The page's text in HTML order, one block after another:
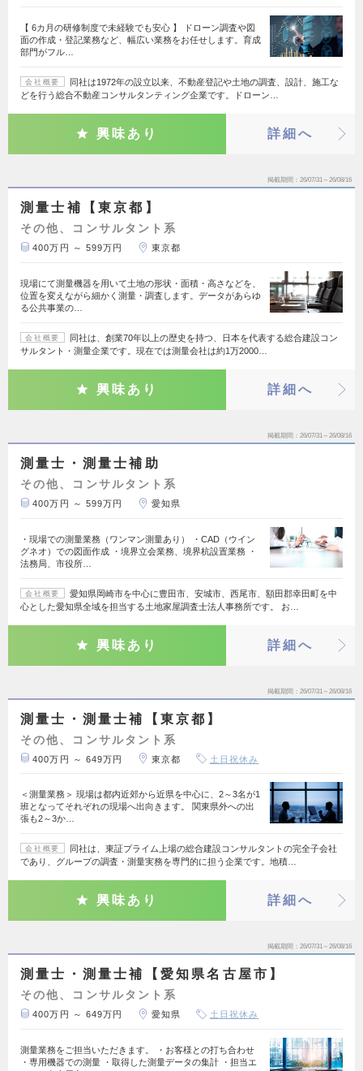
【 6カ月の研修制度で未経験でも安心 】 ドローン調査や図
面の作成・登記業務など、幅広い業務をお任せします。育成
部門がフル…
会社概要
同社は1972年の設立以来、不動産登記や土地の調査、設計、施工な
どを行う総合不動産コンサルタンティング企業です。ドローン…
興味あり 詳細へ
掲載期間 26/07/31～26/08/16
測量士補【東京都】
その他、コンサルタント系
400万円 ～ 599万円 東京都
現場にて測量機器を用いて土地の形状・面積・高さなどを、
位置を変えながら細かく測量・調査します。データがあらゆ
る公共事業の…
会社概要
同社は、創業70年以上の歴史を持つ、日本を代表する総合建設コン
サルタント・測量企業です。現在では測量会社は約1万2000…
興味あり 詳細へ
掲載期間 26/07/31～26/08/16
測量士・測量士補助
その他、コンサルタント系
400万円 ～ 599万円 愛知県
・現場での測量業務（ワンマン測量あり） ・CAD（ウイン
グネオ）での図面作成 ・境界立会業務、境界杭設置業務 ・
法務局、市役所…
会社概要
愛知県岡崎市を中心に豊田市、安城市、西尾市、額田郡幸田町を中
心とした愛知県全域を担当する土地家屋調査士法人事務所です。 お…
興味あり 詳細へ
掲載期間 26/07/31～26/08/16
測量士・測量士補【東京都】
その他、コンサルタント系
400万円 ～ 649万円 東京都 土日祝休み
＜測量業務＞ 現場は都内近郊から近県を中心に、2～3名が1
班となってそれぞれの現場へ出向きます。 関東県外への出
張も2～3か…
会社概要
同社は、東証プライム上場の総合建設コンサルタントの完全子会社
であり、グループの調査・測量実務を専門的に担う企業です。地積…
興味あり 詳細へ
掲載期間 26/07/31～26/08/16
測量士・測量士補【愛知県名古屋市】
その他、コンサルタント系
400万円 ～ 649万円 愛知県 土日祝休み
測量業務をご担当いただきます。 ・お客様との打ち合わせ
・専用機器での測量 ・取得した測量データの集計 ・担当エ